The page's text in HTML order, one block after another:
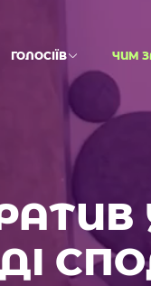
ГОЛОСІЇВ ЧИМ